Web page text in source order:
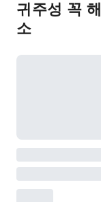
귀주성 꼭
소